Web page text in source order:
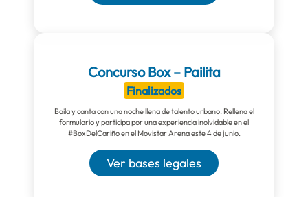
Concurso Box – Pailita
Finalizados
Baila y canta con una noche llena de talento urbano. Rellena el
formulario y participa por una experiencia inolvidable en el
#BoxDelCariño en el Movistar Arena este 4 de junio.
Ver bases legales